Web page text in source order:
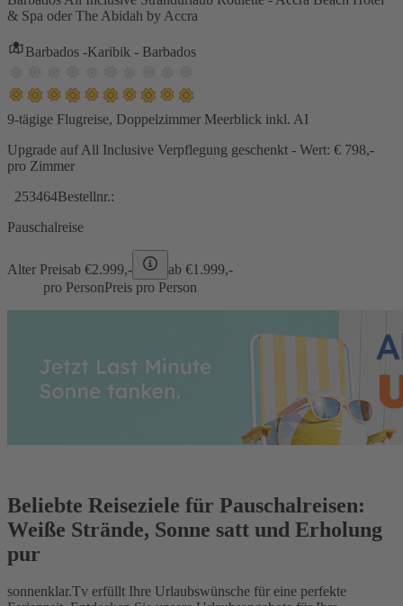
& Spa oder The Abidah by Accra
Barbados -Karibik - Barbados
9-tägige Flugreise, Doppelzimmer Meerblick inkl. AI
Upgrade auf All Inclusive Verpflegung geschenkt - Wert: € 798,-
pro Zimmer
253464Bestellnr.:
Pauschalreise
Alter Preisab €2.999,- ab €1.999,-
pro PersonPreis pro Person
Beliebte Reiseziele für Pauschalreisen:
Weiße Strände, Sonne satt und Erholung
pur
sonnenklar.Tv erfüllt Ihre Urlaubswünsche für eine perfekte